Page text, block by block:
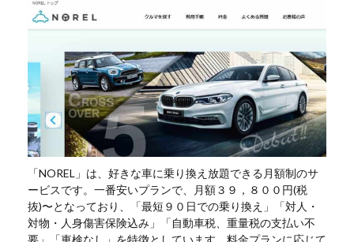
「NOREL」は、好きな車に乗り換え放題できる月額制のサ
ービスです。一番安いプランで、月額３９，８００円(税
抜)〜となっており、「最短９０日での乗り換え」「対人・
対物・人身傷害保険込み」「自動車税、重量税の支払い不